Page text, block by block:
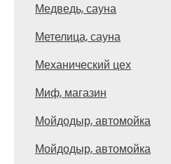
Медведь, сауна
Метелица, сауна
Механический цех
Миф, магазин
Мойдодыр, автомойка
Мойдодыр, автомойка